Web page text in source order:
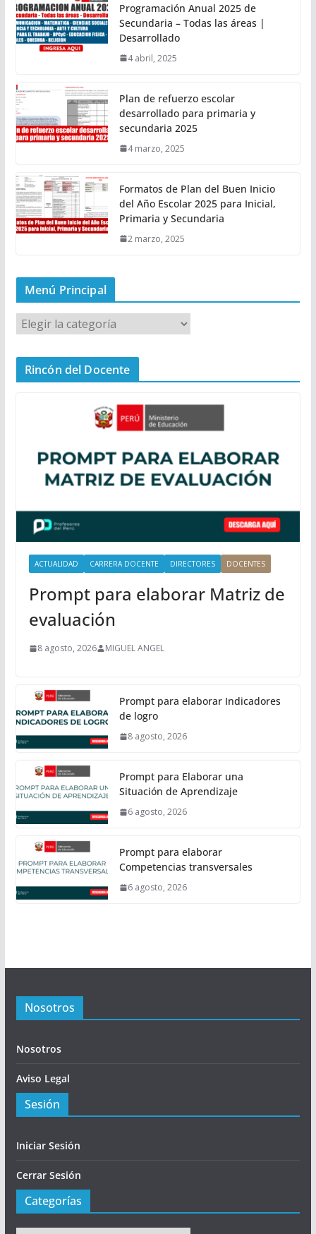
Programación Anual 2025 de
Secundaria – Todas las áreas |
Desarrollado
4 abril, 2025
Plan de refuerzo escolar
desarrollado para primaria y
secundaria 2025
4 marzo, 2025
Formatos de Plan del Buen Inicio
del Año Escolar 2025 para Inicial,
Primaria y Secundaria
2 marzo, 2025
Menú Principal
M
e
n
a
Rincón del Docente
ACTUALIDAD CARRERA DOCENTE DIRECTORES DOCENTES
Prompt para elaborar Matriz de
evaluación
8 agosto, 2026 MIGUEL ANGEL
Prompt para elaborar Indicadores
de logro
8 agosto, 2026
Prompt para Elaborar una
Situación de Aprendizaje
6 agosto, 2026
Prompt para elaborar
Competencias transversales
6 agosto, 2026
Nosotros
Nosotros
Aviso Legal
Sesión
Iniciar Sesión
Cerrar Sesión
Categorías